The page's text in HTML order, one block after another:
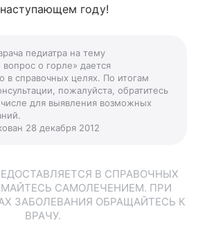
году!
педиатра на тему
вопрос о горле» дается
в справочных целях. По итогам
пожалуйста, обратитесь
для выявления возможных
28 декабря 2012
В СПРАВОЧНЫХ
САМОЛЕЧЕНИЕМ. ПРИ
ЗАБОЛЕВАНИЯ ОБРАЩАЙТЕСЬ К
ВРАЧУ.